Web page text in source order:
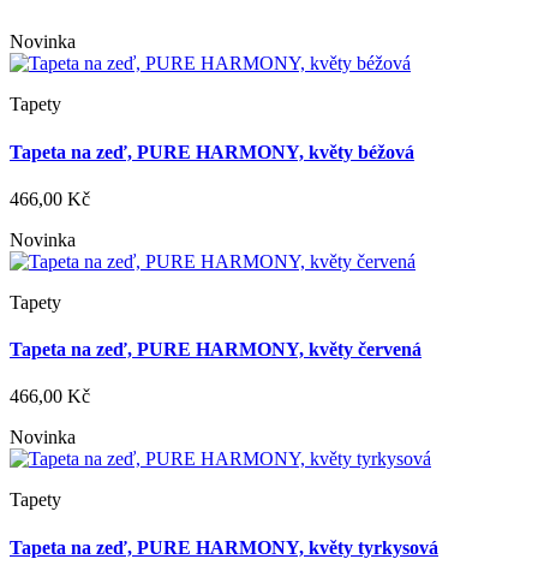
Novinka
Tapety
Tapeta na zeď, PURE HARMONY, květy béžová
466,00 Kč
Novinka
Tapety
Tapeta na zeď, PURE HARMONY, květy červená
466,00 Kč
Novinka
Tapety
Tapeta na zeď, PURE HARMONY, květy tyrkysová